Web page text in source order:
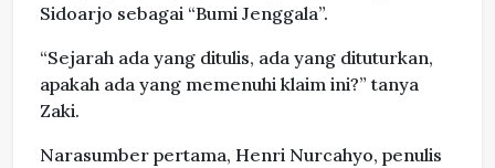
Sidoarjo sebagai “Bumi Jenggala”.
“Sejarah ada yang ditulis, ada yang dituturkan,
apakah ada yang memenuhi klaim ini?” tanya
Zaki.
Narasumber pertama, Henri Nurcahyo, penulis